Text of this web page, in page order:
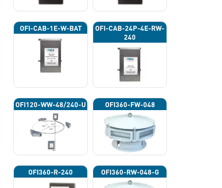
OFI-CAB-1E-W-BAT
OFI-CAB-24P-4E-RW-
240
OFI120-WW-48/240-U OFI360-FW-048
OFI360-R-240 OFI360-RW-048-G